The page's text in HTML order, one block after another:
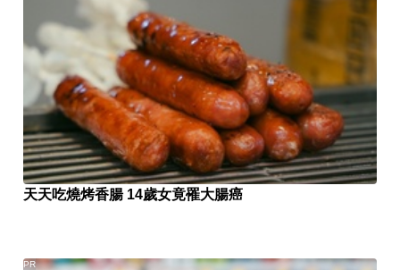
天天吃燒烤香腸 14歲女竟罹大腸癌
PR